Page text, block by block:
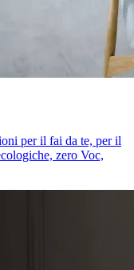
per il fai da te, per il
zero Voc,